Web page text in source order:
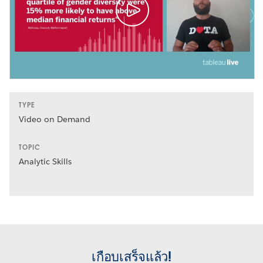
TYPE
Video on Demand
TOPIC
Analytic Skills
เกือบเสร็จแล้ว!